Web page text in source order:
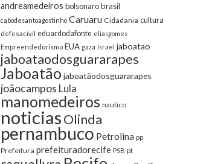
andreamedeiros bolsonarobrasil
cabodesantoagostinho Caruaru Cidadania cultura
defesacivil eduardodafonte eliasgomes
Empreendedorismo EUA gaza Israel jaboatao
jaboataodosguararapes
Jaboatão jaboatãodosguararapes
joãocampos Lula
manomedeiros nautico
noticiasOlinda
pernambuco Petrolina pp
Prefeitura prefeituradorecife PSB pt